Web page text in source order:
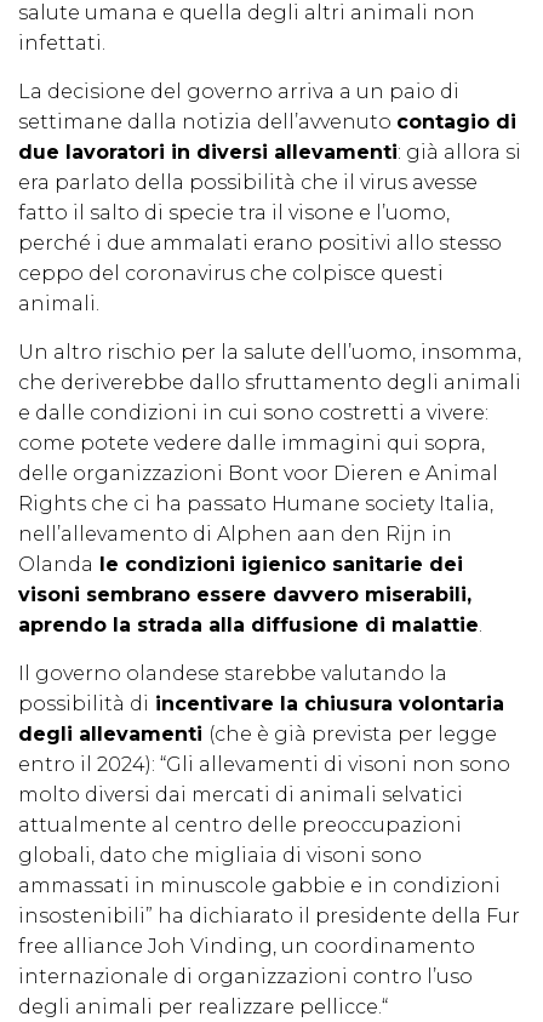
salute umana e quella degli altri animali non
infettati.
La decisione del governo arriva a un paio di
settimane dalla notizia dell’avvenuto contagio di
due lavoratori in diversi allevamenti: già allora si
era parlato della possibilità che il virus avesse
fatto il salto di specie tra il visone e l’uomo,
perché i due ammalati erano positivi allo stesso
ceppo del coronavirus che colpisce questi
animali.
Un altro rischio per la salute dell’uomo, insomma,
che deriverebbe dallo sfruttamento degli animali
e dalle condizioni in cui sono costretti a vivere:
come potete vedere dalle immagini qui sopra,
delle organizzazioni Bont voor Dieren e Animal
Rights che ci ha passato Humane society Italia,
nell’allevamento di Alphen aan den Rijn in
Olanda
le condizioni igienico sanitarie dei
visoni sembrano essere davvero miserabili,
aprendo la strada alla diffusione di malattie.
Il governo olandese starebbe valutando la
possibilità di incentivare la chiusura volontaria
degli allevamenti (che è già prevista per legge
entro il 2024): “Gli allevamenti di visoni non sono
molto diversi dai mercati di animali selvatici
attualmente al centro delle preoccupazioni
globali, dato che migliaia di visoni sono
ammassati in minuscole gabbie e in condizioni
insostenibili” ha dichiarato il presidente della Fur
free alliance Joh Vinding, un coordinamento
internazionale di organizzazioni contro l’uso
degli animali per realizzare pellicce.“